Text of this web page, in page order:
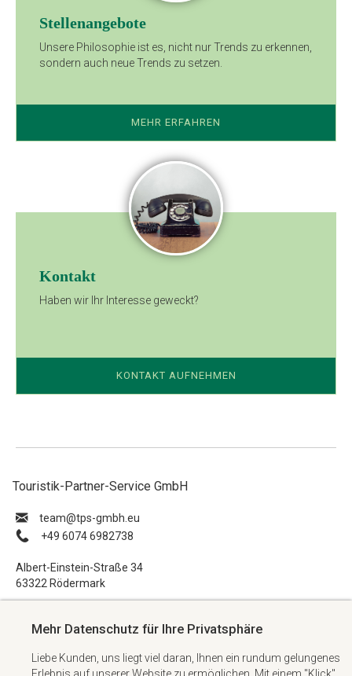
Stellenangebote
Unsere Philosophie ist es, nicht nur Trends zu erkennen,
sondern auch neue Trends zu setzen.
MEHR ERFAHREN
Kontakt
Haben wir Ihr Interesse geweckt?
KONTAKT AUFNEHMEN
Touristik-Partner-Service GmbH
ue.hbmg-spt@maet
+49 6074 6982738
Albert-Einstein-Straße 34
63322 Rödermark
Impressum
AGB
Mehr Datenschutz für Ihre Privatsphäre
Liebe Kunden, uns liegt viel daran, Ihnen ein rundum gelungenes